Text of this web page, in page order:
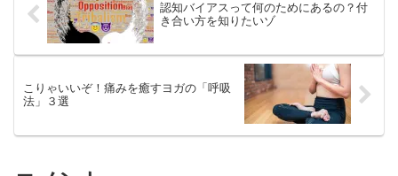
認知バイアスって何のためにあるの？付
き合い方を知りたいゾ
こりゃいいぞ！痛みを癒すヨガの「呼吸
法」３選